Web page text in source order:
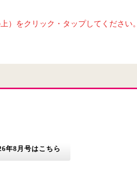
をクリック・タップしてください。
年8月号はこちら